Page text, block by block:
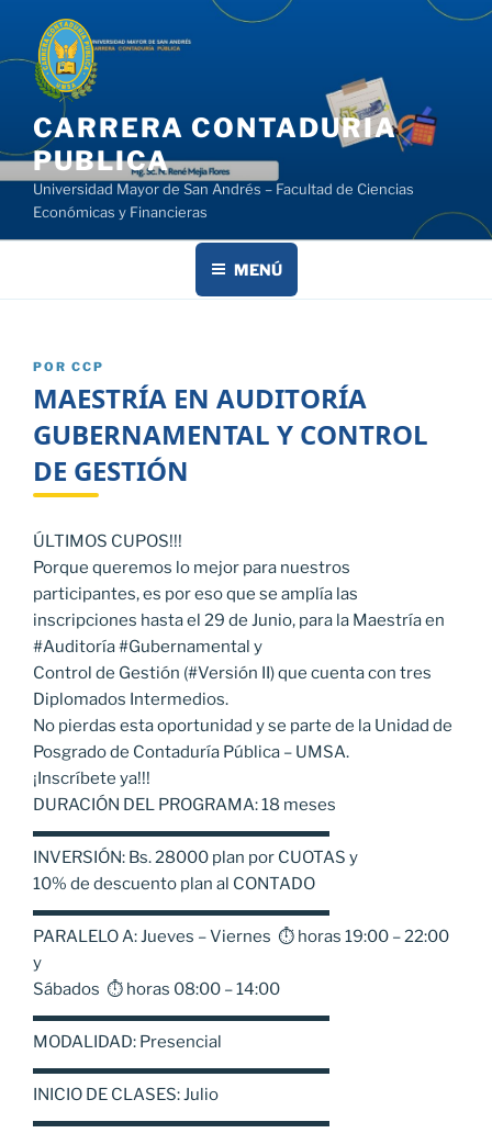
contenido
CARRERA CONTADURIA
PUBLICA
Universidad Mayor de San Andrés – Facultad de Ciencias
Económicas y Financieras
MENÚ
PUBLICADO
POR CCP
MAESTRÍA EN AUDITORÍA
GUBERNAMENTAL Y CONTROL
DE GESTIÓN
ÚLTIMOS CUPOS!!!
Porque queremos lo mejor para nuestros
participantes, es por eso que se amplía las
inscripciones hasta el 29 de Junio, para la Maestría en
#Auditoría #Gubernamental y
Control de Gestión (#Versión II) que cuenta con tres
Diplomados Intermedios.
No pierdas esta oportunidad y se parte de la Unidad de
Posgrado de Contaduría Pública – UMSA.
¡Inscríbete ya!!!
DURACIÓN DEL PROGRAMA: 18 meses
▬▬▬▬▬▬▬▬▬▬▬▬▬▬▬▬▬▬
INVERSIÓN: Bs. 28000 plan por CUOTAS y
10% de descuento plan al CONTADO
▬▬▬▬▬▬▬▬▬▬▬▬▬▬▬▬▬▬
PARALELO A: Jueves – Viernes ⏱ horas 19:00 – 22:00
y
Sábados ⏱ horas 08:00 – 14:00
▬▬▬▬▬▬▬▬▬▬▬▬▬▬▬▬▬▬
MODALIDAD: Presencial
▬▬▬▬▬▬▬▬▬▬▬▬▬▬▬▬▬▬
INICIO DE CLASES: Julio
▬▬▬▬▬▬▬▬▬▬▬▬▬▬▬▬▬▬